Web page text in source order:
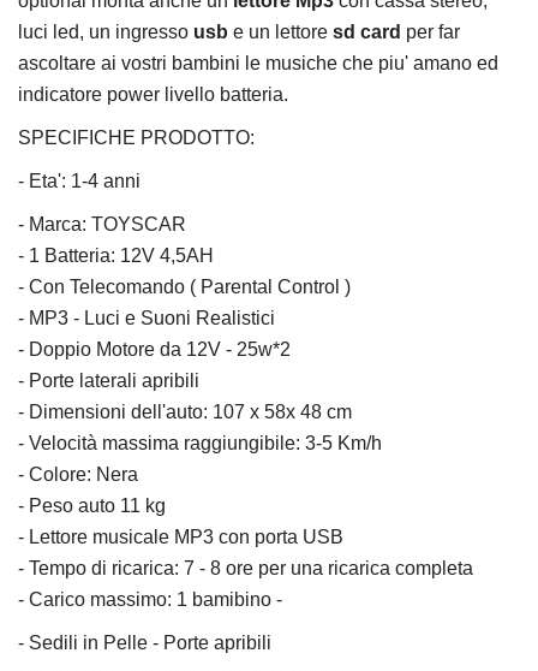
luci led, un ingresso usb e un lettore sd card per far
ascoltare ai vostri bambini le musiche che piu' amano ed
indicatore power livello batteria.
SPECIFICHE PRODOTTO:
- Eta': 1-4 anni
- Marca: TOYSCAR
- 1 Batteria: 12V 4,5AH
- Con Telecomando ( Parental Control )
- MP3 - Luci e Suoni Realistici
- Doppio Motore da 12V - 25w*2
- Porte laterali apribili
- Dimensioni dell'auto: 107 x 58x 48 cm
- Velocità massima raggiungibile: 3-5 Km/h
- Colore: Nera
- Peso auto 11 kg
- Lettore musicale MP3 con porta USB
- Tempo di ricarica: 7 - 8 ore per una ricarica completa
- Carico massimo: 1 bamibino -
- Sedili in Pelle - Porte apribili